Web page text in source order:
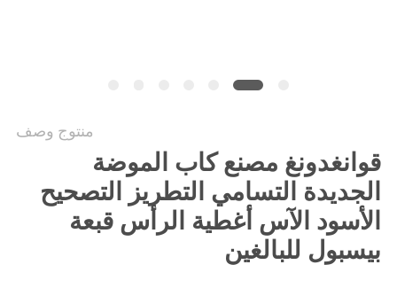
منتوج وصف
قوانغدونغ مصنع كاب الموضة
الجديدة التسامي التطريز التصحيح
الأسود الآس أغطية الرأس قبعة
بيسبول للبالغين